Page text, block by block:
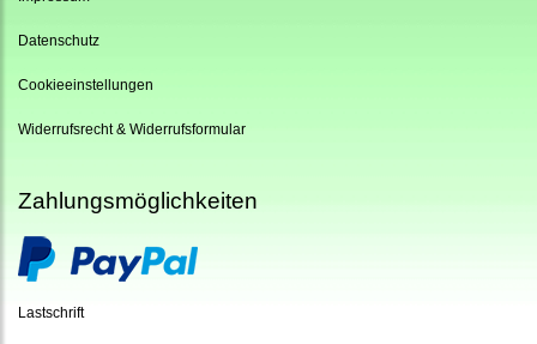
Datenschutz
Cookieeinstellungen
Widerrufsrecht & Widerrufsformular
Zahlungsmöglichkeiten
Lastschrift